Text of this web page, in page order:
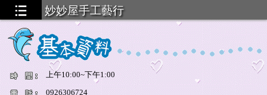
妙妙屋手工藝行
上午10:00~下午1:00
0926306724